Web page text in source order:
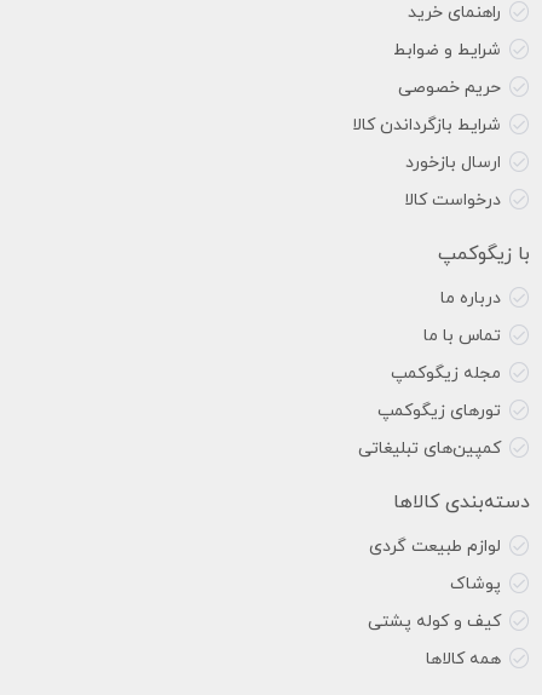
راهنمای خرید
شرایط و ضوابط
حریم خصوصی
شرایط بازگرداندن کالا
ارسال بازخورد
درخواست کالا
با زیگوکمپ
درباره ما
تماس با ما
مجله زیگوکمپ
تورهای زیگوکمپ
کمپین‌های تبلیغاتی
دسته‌بندی کالاها
لوازم طبیعت گردی
پوشاک
کیف و کوله پشتی
همه کالاها